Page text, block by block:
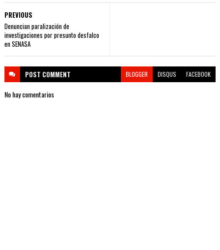
PREVIOUS
Denuncian paralización de
investigaciones por presunto desfalco
en SENASA
POST COMMENT BLOGGER DISQUS FACEBOOK
No hay comentarios